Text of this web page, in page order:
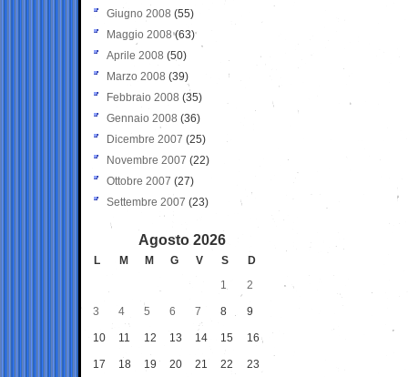
Giugno 2008 (55)
Maggio 2008(63)
Aprile 2008 (50)
Marzo 2008 (39)
Febbraio 2008 (35)
Gennaio 2008 (36)
Dicembre 2007 (25)
Novembre 2007 (22)
Ottobre 2007 (27)
Settembre 2007 (23)
Agosto 2026
L M M G V S
D
1
2
3 4 5 6 7 8 9
10 11 12 13 14 15 16
17 18 19 20 21 22 23